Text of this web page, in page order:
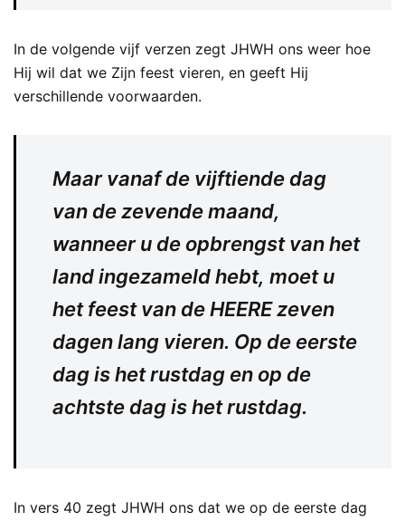
In de volgende vijf verzen zegt JHWH ons weer hoe
Hij wil dat we Zijn feest vieren, en geeft Hij
verschillende voorwaarden.
Maar vanaf de vijftiende dag
van de zevende maand,
wanneer u de opbrengst van het
land ingezameld hebt, moet u
het feest van de HEERE zeven
dagen lang vieren. Op de eerste
dag is het rustdag en op de
achtste dag is het rustdag.
In vers 40 zegt JHWH ons dat we op de eerste dag